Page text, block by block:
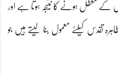
معطل ہونے کا نتیجہ ہوتا ہے اور
تقدس کیلئے معمول بنا لیتے ہیں جو